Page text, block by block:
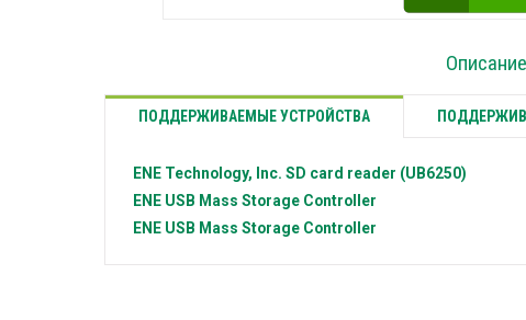
ПОДДЕРЖИВАЕМЫЕ УСТРОЙСТВА
ENE Technology, Inc. SD card reader (UB6250)
ENE USB Mass Storage Controller
ENE USB Mass Storage Controller